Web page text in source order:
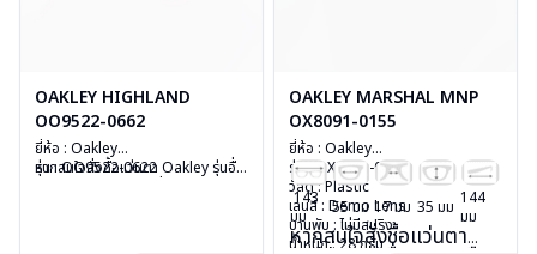
OAKLEY HIGHLAND
OO9522-0662
ยี่ห้อ : Oakley
รุ่น : OO9522-0622
หากสนใจสั่งชื้อแว่นตา Oakley รุ่นอื่น
OAKLEY MARSHAL MNP
OX8091-0155
ยี่ห้อ : Oakley
รุ่น : OX8091-0155
วัสดุ : Plastic
เลนส์ : Demo Lens
บานพับ : ไม่มีสปริง
น้ำหนัก : 28 กรัม
143
มม
55 มม 17 มม 35 มม 144
มม
หากสนใจสั่งชื้อแว่นตา